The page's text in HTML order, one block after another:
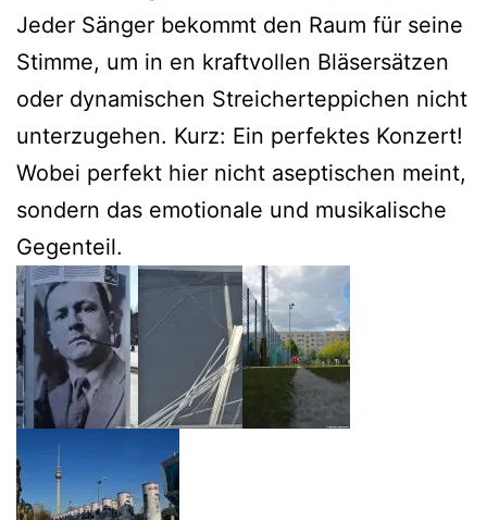
Jeder Sänger bekommt den Raum für seine
Stimme, um in en kraftvollen Bläsersätzen
oder dynamischen Streicherteppichen nicht
unterzugehen. Kurz: Ein perfektes Konzert!
Wobei perfekt hier nicht aseptischen meint,
sondern das emotionale und musikalische
Gegenteil.